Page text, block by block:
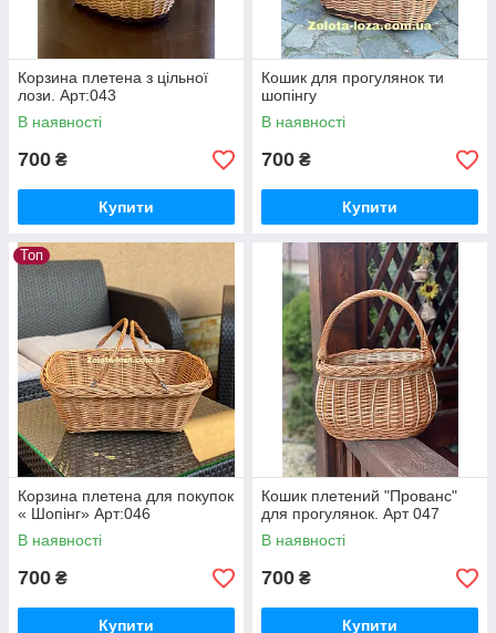
Корзина плетена з цільної
лози. Арт:043
В наявності
700 ₴
Купити
Кошик для прогулянок ти
шопінгу
В наявності
700 ₴
Купити
Топ
Корзина плетена для покупок
« Шопінг» Арт:046
В наявності
700 ₴
Купити
Кошик плетений "Прованс"
для прогулянок. Арт 047
В наявності
700 ₴
Купити